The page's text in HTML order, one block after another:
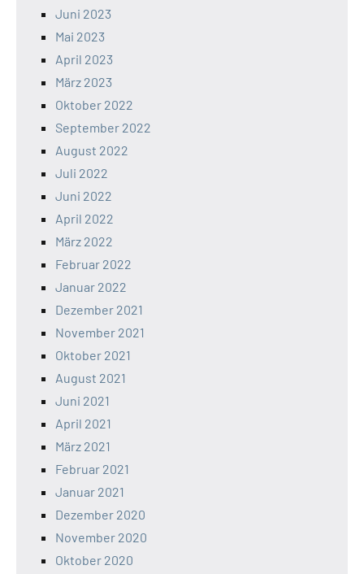
Juni 2023
Mai 2023
April 2023
März 2023
Oktober 2022
September 2022
August 2022
Juli 2022
Juni 2022
April 2022
März 2022
Februar 2022
Januar 2022
Dezember 2021
November 2021
Oktober 2021
August 2021
Juni 2021
April 2021
März 2021
Februar 2021
Januar 2021
Dezember 2020
November 2020
Oktober 2020